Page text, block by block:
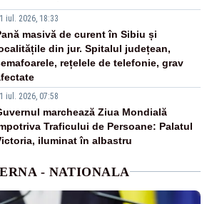
iul. 2026, 18:33
masivă de curent în Sibiu și
din jur. Spitalul județean,
rețelele de telefonie, grav
iul. 2026, 07:58
marchează Ziua Mondială
Traficului de Persoane: Palatul
iluminat în albastru
- NATIONALA